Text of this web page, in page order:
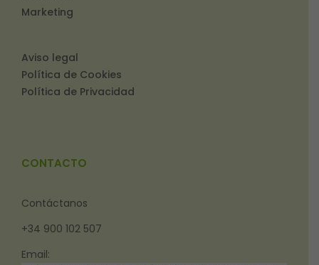
Marketing
Aviso legal
Política de Cookies
Política de Privacidad
CONTACTO
Contáctanos
+34 900 102 507
Email: